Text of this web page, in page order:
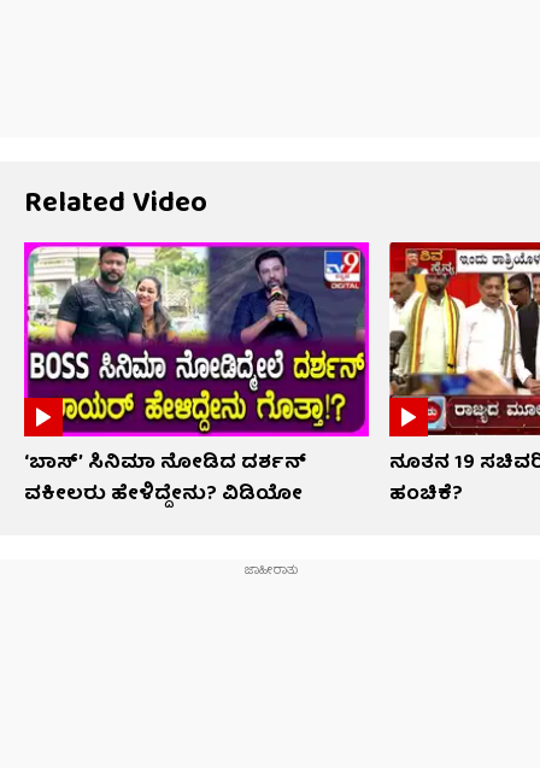
Related Video
‘ಬಾಸ್’ ಸಿನಿಮಾ ನೋಡಿದ ದರ್ಶನ್
ವಕೀಲರು ಹೇಳಿದ್ದೇನು? ವಿಡಿಯೋ
ನೂತನ 19
ಹಂಚಿಕೆ?